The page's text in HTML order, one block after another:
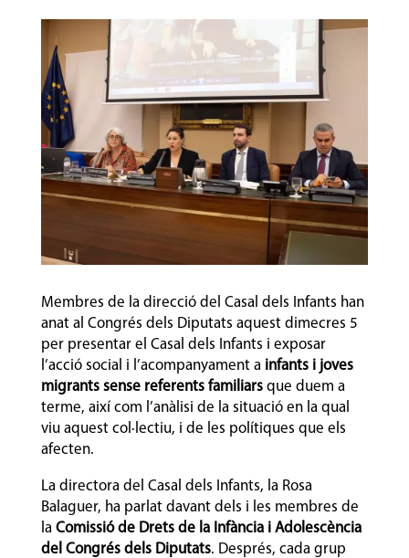
Membres de la direcció del Casal dels Infants han
anat al Congrés dels Diputats aquest dimecres 5
per presentar el Casal dels Infants i exposar
l’acció social i l’acompanyament a infants i joves
migrants sense referents familiarsque duem a
terme, així com l’anàlisi de la situació en la qual
viu aquest col·lectiu, i de les polítiques que els
afecten.
La directora del Casal dels Infants, la Rosa
Balaguer, ha parlat davant dels i les membres de
la Comissió de Drets de la Infància i Adolescència
del Congrés dels Diputats. Després, cada grup